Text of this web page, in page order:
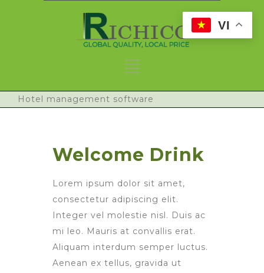
Hotel management software
Welcome Drink
Lorem ipsum dolor sit amet,
consectetur adipiscing elit.
Integer vel molestie nisl. Duis ac
mi leo. Mauris at convallis erat.
Aliquam interdum semper luctus.
Aenean ex tellus, gravida ut
VI